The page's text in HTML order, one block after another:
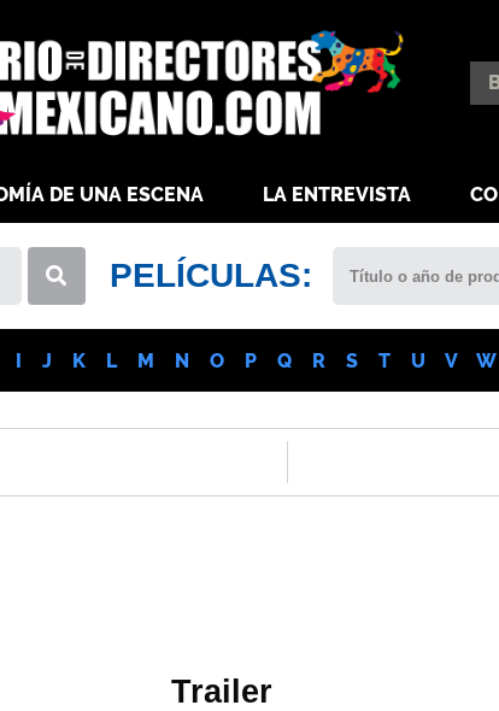
DE UNA ESCENA LA ENTREVISTA
PELÍCULAS:
I J K L M N O P Q R S T U V W
Trailer